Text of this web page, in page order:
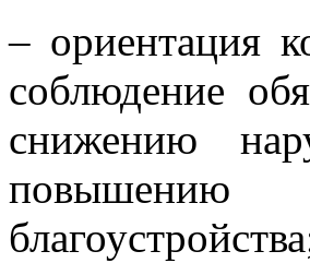
– ориентация
соблюдение
снижению
повышению